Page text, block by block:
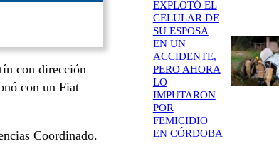
con dirección
con un Fiat
Coordinado.
EXPLOTÓ EL
CELULAR DE
SU ESPOSA
EN UN
ACCIDENTE,
PERO AHORA
LO
IMPUTARON
POR
FEMICIDIO
EN CÓRDOBA